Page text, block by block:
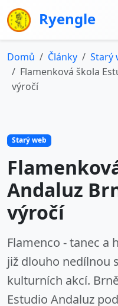
Ryengle
Domů Články
Starý
Flamenková škola
výročí
Starý web
Andaluz
výročí
Flamenco - tanec a
již dlouho nedílnou
kulturních akcí.
Estudio Andaluz